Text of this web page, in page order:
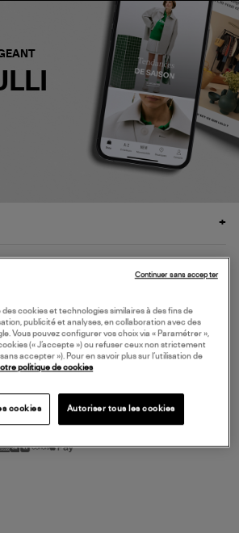
des cookies et technologies similaires à des fins de
publicité et analyses, en collaboration avec des
Vous pouvez configurer vos choix via « Paramétrer »,
(« J’accepte ») ou refuser ceux non strictement
accepter »). Pour en savoir plus sur l’utilisation de
politique de cookies
cookies Autoriser tous les cookies
Continuer sans accepter